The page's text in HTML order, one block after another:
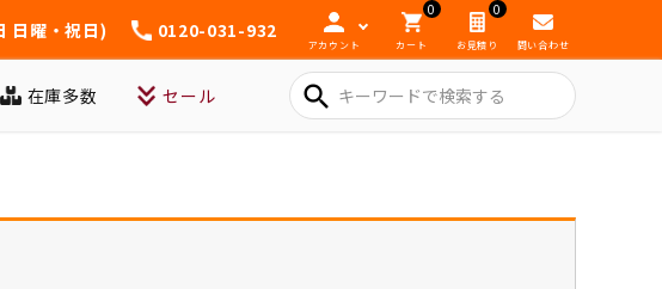
日曜・祝日) 0120-031-932
アカウント
0
カート
0
お見積り 問い合わせ
在庫多数 セール search